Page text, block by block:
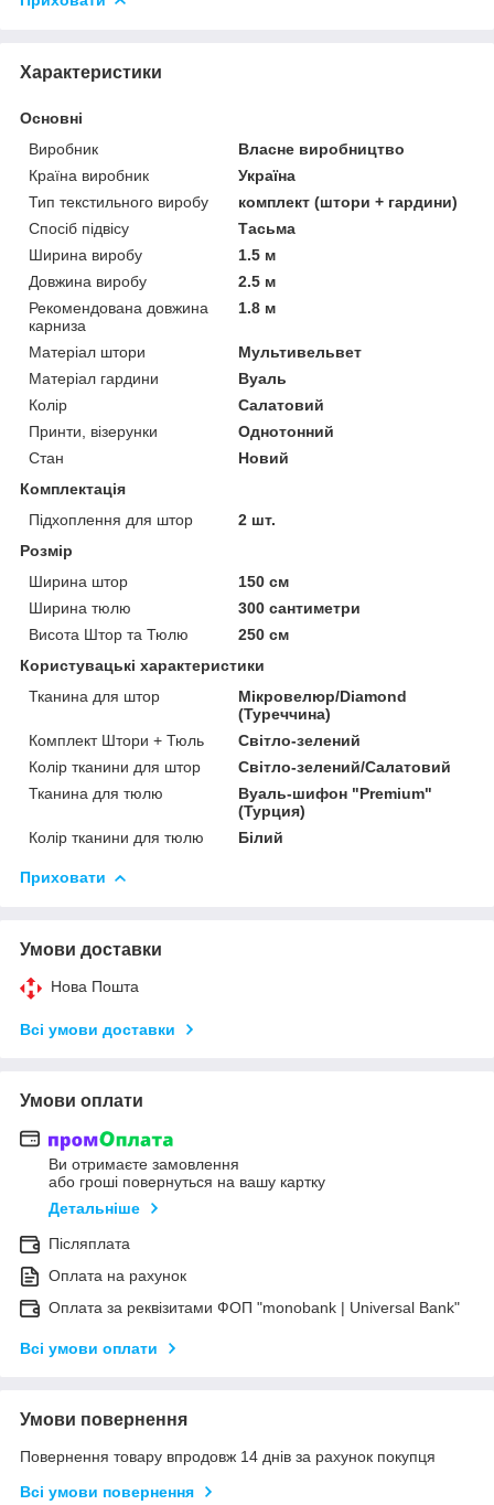
Характеристики
Основні
Виробник
Власне виробництво
Країна виробник
Україна
Тип текстильного виробу
комплект (штори + гардини)
Спосіб підвісу
Тасьма
Ширина виробу
1.5 м
Довжина виробу
2.5 м
Рекомендована довжина
карниза
1.8 м
Матеріал штори
Мультивельвет
Матеріал гардини
Вуаль
Колір
Салатовий
Принти, візерунки
Однотонний
Стан
Новий
Комплектація
Підхоплення для штор
2 шт.
Розмір
Ширина штор
150 см
Ширина тюлю
300 сантиметри
Висота Штор та Тюлю
250 см
Користувацькі характеристики
Тканина для штор
Мікровелюр/Diamond
(Туреччина)
Комплект Штори + Тюль
Світло-зелений
Колір тканини для штор
Світло-зелений/Салатовий
Тканина для тюлю
Вуаль-шифон "Premium"
(Турция)
Колір тканини для тюлю
Білий
Приховати
Умови доставки
Нова Пошта
Всі умови доставки
Умови оплати
Ви отримаєте замовлення
або гроші повернуться на вашу картку
Детальніше
Післяплата
Оплата на рахунок
Оплата за реквізитами ФОП "monobank | Universal Bank"
Всі умови оплати
Умови повернення
Повернення товару впродовж 14 днів за рахунок покупця
Всі умови повернення